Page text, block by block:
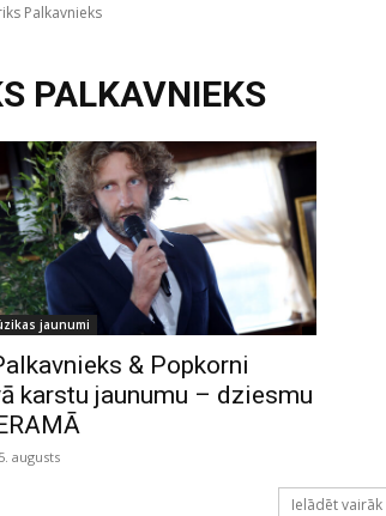
Palkavnieks
PALKAVNIEKS
jaunumi
& Popkorni
karstu jaunumu – dziesmu
augusts
Ielādēt vairāk